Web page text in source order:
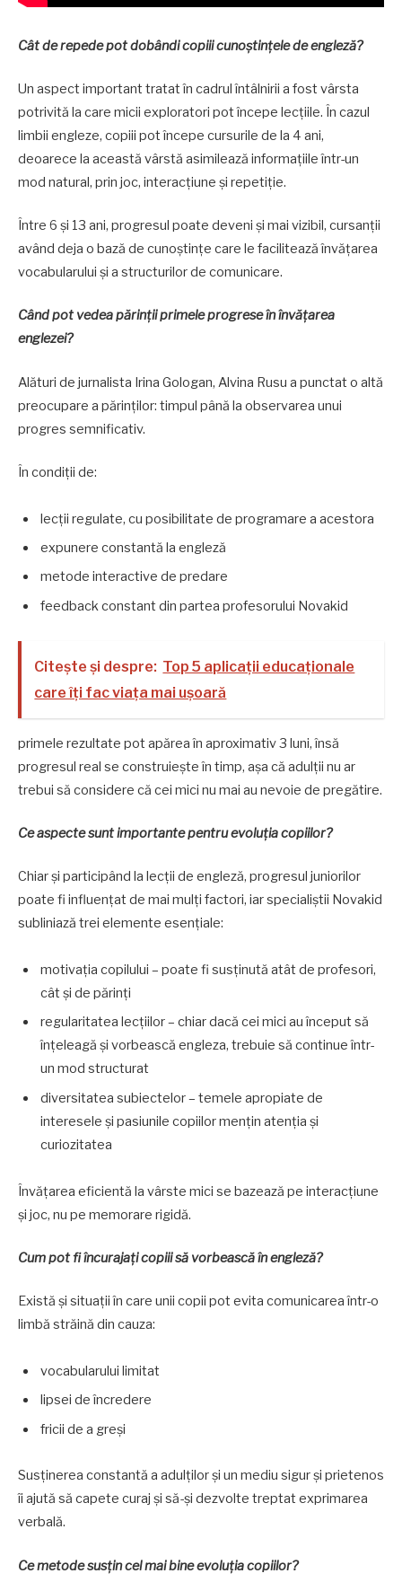
Cât de repede pot dobândi copiii cunoștințele de engleză?
Un aspect important tratat în cadrul întâlnirii a fost vârsta
potrivită la care micii exploratori pot începe lecțiile. În cazul
limbii engleze, copiii pot începe cursurile de la 4 ani,
deoarece la această vârstă asimilează informațiile într-un
mod natural, prin joc, interacțiune și repetiție.
Între 6 și 13 ani, progresul poate deveni și mai vizibil, cursanții
având deja o bază de cunoștințe care le facilitează învățarea
vocabularului și a structurilor de comunicare.
Când pot vedea părinții primele progrese în învățarea
englezei?
Alături de jurnalista Irina Gologan, Alvina Rusu a punctat o altă
preocupare a părinților: timpul până la observarea unui
progres semnificativ.
În condiții de:
lecții regulate, cu posibilitate de programare a acestora
expunere constantă la engleză
metode interactive de predare
feedback constant din partea profesorului Novakid
Citește și despre: Top 5 aplicații educaționale
care îți fac viața mai ușoară
primele rezultate pot apărea în aproximativ 3 luni, însă
progresul real se construiește în timp, așa că adulții nu ar
trebui să considere că cei mici nu mai au nevoie de pregătire.
Ce aspecte sunt importante pentru evoluția copiilor?
Chiar și participând la lecții de engleză, progresul juniorilor
poate fi influențat de mai mulți factori, iar specialiștii Novakid
subliniază trei elemente esențiale:
motivația copilului – poate fi susținută atât de profesori,
cât și de părinți
regularitatea lecțiilor – chiar dacă cei mici au început să
înțeleagă și vorbească engleza, trebuie să continue într-
un mod structurat
diversitatea subiectelor – temele apropiate de
interesele și pasiunile copiilor mențin atenția și
curiozitatea
Învățarea eficientă la vârste mici se bazează pe interacțiune
și joc, nu pe memorare rigidă.
Cum pot fi încurajați copiii să vorbească în engleză?
Există și situații în care unii copii pot evita comunicarea într-o
limbă străină din cauza:
vocabularului limitat
lipsei de încredere
fricii de a greși
Susținerea constantă a adulților și un mediu sigur și prietenos
îi ajută să capete curaj și să-și dezvolte treptat exprimarea
verbală.
Ce metode susțin cel mai bine evoluția copiilor?